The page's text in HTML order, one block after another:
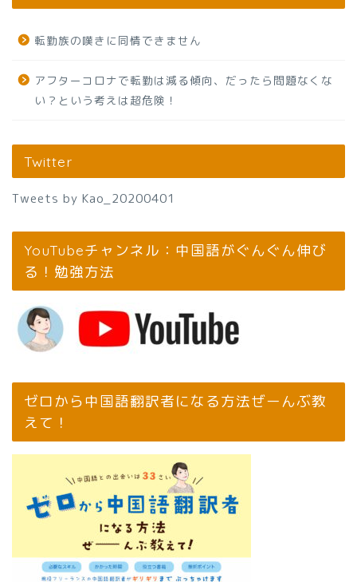
転勤族の嘆きに同情できません
アフターコロナで転勤は減る傾向、だったら問題なくな
い？という考えは超危険！
Twitter
Tweets by Kao_20200401
YouTubeチャンネル：中国語がぐんぐん伸び
る！勉強方法
ゼロから中国語翻訳者になる方法ぜーんぶ教
えて！